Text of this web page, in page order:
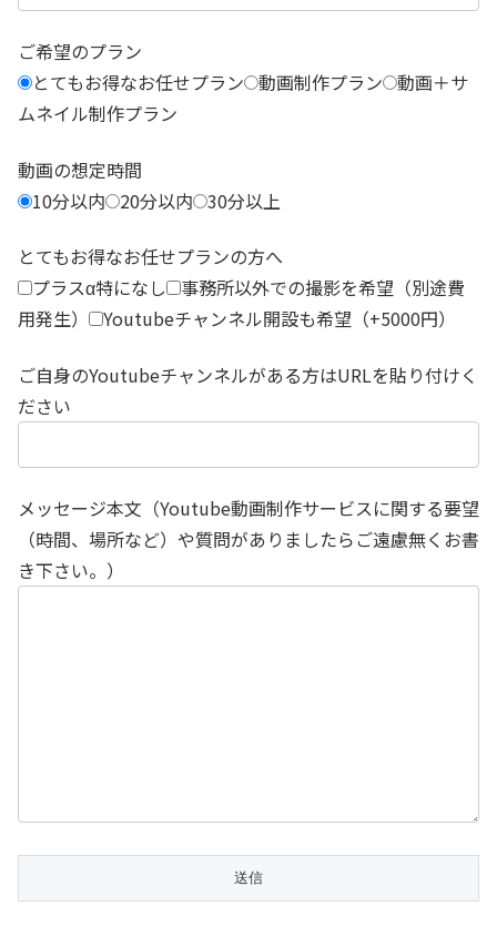
ご希望のプラン
とてもお得なお任せプラン 動画制作プラン 動画＋サ
ムネイル制作プラン
動画の想定時間
10分以内
20分以内 30分以上
とてもお得なお任せプランの方へ
プラスα特になし
事務所以外での撮影を希望（別途費
用発生）
Youtubeチャンネル開設も希望（+5000円）
ご自身のYoutubeチャンネルがある方はURLを貼り付けく
ださい
メッセージ本文（Youtube動画制作サービスに関する要望
（時間、場所など）や質問がありましたらご遠慮無くお書
き下さい。）